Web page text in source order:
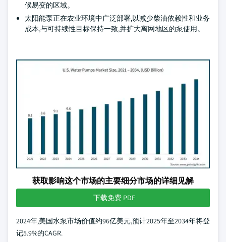
候易变的区域。
太阳能泵正在农业环境中广泛部署,以减少柴油依赖性和业务
成本,与可持续性目标保持一致,并扩大离网地区的泵使用。
获取影响这个市场的主要细分市场的详细见解
下载免费 PDF
2024年,美国水泵市场价值约96亿美元,预计2025年至2034年将登
记5.9%的CAGR.